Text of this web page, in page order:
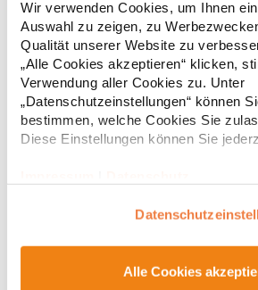
Wir verwenden Cookies, um Ihnen
Auswahl zu zeigen, zu
Qualität unserer Website zu
„Alle Cookies akzeptieren“ klicken,
Verwendung aller Cookies zu. Unter
„Datenschutzeinstellungen“ können
bestimmen, welche Cookies Sie
Diese Einstellungen können Sie
Alle Cookies
Wattierung gefüttert Durchgehender verdeckter Reißverschluss
Ton-in-Ton mit Kinnschutz Zwei Seitentaschen mit
Reißverschluss Elastische und gleichfarbige Stoffeinfassung an
Kragen, Ärmelbündchen und Saum Innenfutter in Kontrastfarbe
Inklusive Tragetasche zum Verstauen der
Herausreißbares Label Wasser- und Windabweisend
Pfegehinweis: 40 °C
g/m²Materialzusammensetzung: 100%
Produktsicherheit: Herst.-Nr.:
* Preise inkl. gesetzlicher Mwst. + Versandkosten *